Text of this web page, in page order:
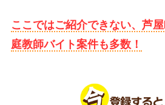
ここではご紹介できない、芦
庭教師バイト案件も多数！